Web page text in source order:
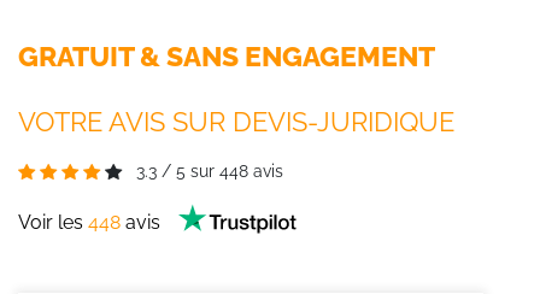
GRATUIT & SANS ENGAGEMENT
VOTRE AVIS SUR DEVIS-JURIDIQUE
3.3 / 5 sur 448 avis
Voir les 448 avis